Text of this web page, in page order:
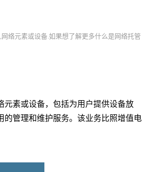
络元素或设备.如果想了解更多什么是网络托管
元素或设备，包括为用户提供设备放
的管理和维护服务。该业务比照增值电